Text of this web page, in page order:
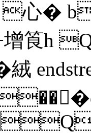
心� b
h